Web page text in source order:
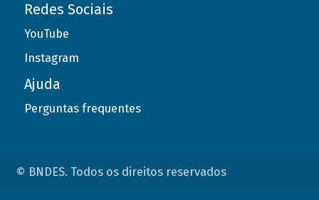
Redes Sociais
YouTube
Instagram
Ajuda
Perguntas frequentes
© BNDES. Todos os direitos reservados